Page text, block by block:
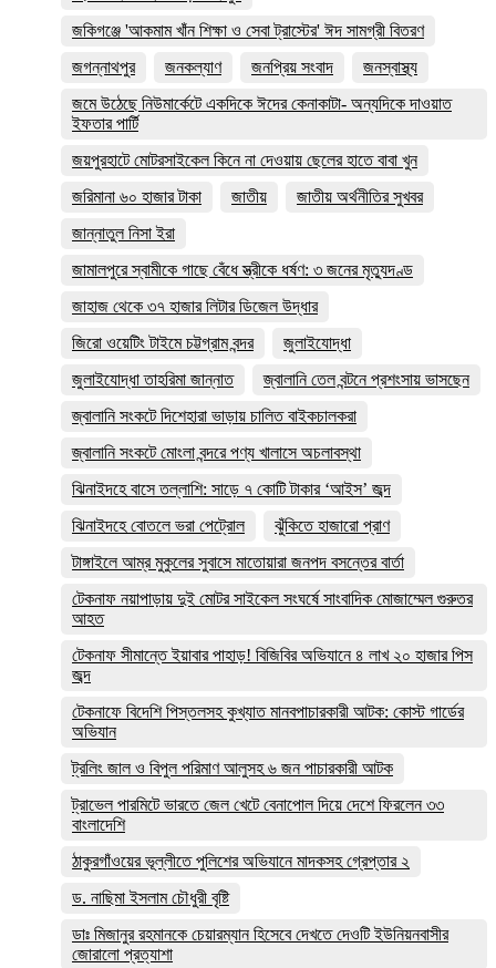
জকিগঞ্জে 'আকমাম খাঁন শিক্ষা ও সেবা ট্রাস্টের' ঈদ সামগ্রী বিতরণ
জগন্নাথপুর
জনকল্যাণ জনপ্রিয় সংবাদ
জনস্বাস্থ্য
জমে উঠেছে নিউমার্কেটে একদিকে ঈদের কেনাকাটা- অন্যদিকে দাওয়াত
ইফতার পার্টি
জয়পুরহাটে মোটরসাইকেল কিনে না দেওয়ায় ছেলের হাতে বাবা খুন
জরিমানা ৬০ হাজার টাকা
জাতীয়
জাতীয় অর্থনীতির সুখবর
জান্নাতুল নিসা ইরা
জামালপুরে স্বামীকে গাছে বেঁধে স্ত্রীকে ধর্ষণ: ৩ জনের মৃত্যুদণ্ড
জাহাজ থেকে ৩৭ হাজার লিটার ডিজেল উদ্ধার
জিরো ওয়েটিং টাইমে চট্টগ্রাম বন্দর
জুলাইযোদ্ধা
জুলাইযোদ্ধা তাহরিমা জান্নাত
জ্বালানি তেল বন্টনে প্রশংসায় ভাসছেন
জ্বালানি সংকটে দিশেহারা ভাড়ায় চালিত বাইকচালকরা
জ্বালানি সংকটে মোংলা বন্দরে পণ্য খালাসে অচলাবস্থা
ঝিনাইদহে বাসে তল্লাশি: সাড়ে ৭ কোটি টাকার ‘আইস’ জব্দ
ঝিনাইদহে বোতলে ভরা পেট্রোল
ঝুঁকিতে হাজারো প্রাণ
টাঙ্গাইলে আম্র মুকুলের সুবাসে মাতোয়ারা জনপদ বসন্তের বার্তা
টেকনাফ নয়াপাড়ায় দুই মোটর সাইকেল সংঘর্ষে সাংবাদিক মোজাম্মেল গুরুতর
আহত
টেকনাফ সীমান্তে ইয়াবার পাহাড়! বিজিবির অভিযানে ৪ লাখ ২০ হাজার পিস
জব্দ
টেকনাফে বিদেশি পিস্তলসহ কুখ্যাত মানবপাচারকারী আটক: কোস্ট গার্ডের
অভিযান
ট্রলিং জাল ও বিপুল পরিমাণ আলুসহ ৬ জন পাচারকারী আটক
ট্রাভেল পারমিটে ভারতে জেল খেটে বেনাপোল দিয়ে দেশে ফিরলেন ৩৩
বাংলাদেশি
ঠাকুরগাঁওয়ের ভূল্লীতে পুলিশের অভিযানে মাদকসহ গ্রেপ্তার ২
ড. নাছিমা ইসলাম চৌধুরী বৃষ্টি
ডাঃ মিজানুর রহমানকে চেয়ারম্যান হিসেবে দেখতে দেওটি ইউনিয়নবাসীর
জোরালো প্রত্যাশা